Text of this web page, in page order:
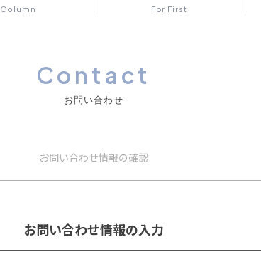
Column For First
Contact
お問い合わせ
お問い合わせ情報の確認
お問い合わせ情報の入力